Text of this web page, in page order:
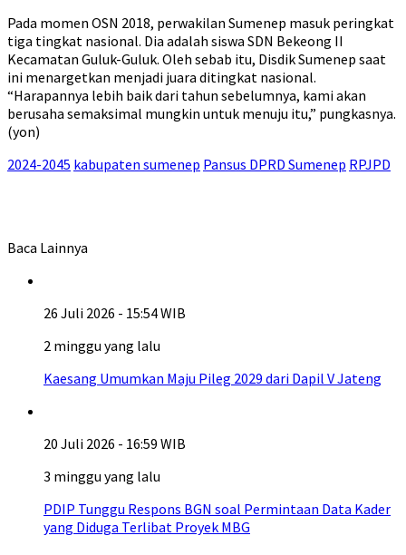
Pada momen OSN 2018, perwakilan Sumenep masuk peringkat
tiga tingkat nasional. Dia adalah siswa SDN Bekeong II
Kecamatan Guluk-Guluk. Oleh sebab itu, Disdik Sumenep saat
ini menargetkan menjadi juara ditingkat nasional.
“Harapannya lebih baik dari tahun sebelumnya, kami akan
berusaha semaksimal mungkin untuk menuju itu,” pungkasnya.
(yon)
2024-2045 kabupaten sumenep Pansus DPRD Sumenep RPJPD
Baca Lainnya
26 Juli 2026 - 15:54 WIB
2 minggu yang lalu
Kaesang Umumkan Maju Pileg 2029 dari Dapil V Jateng
20 Juli 2026 - 16:59 WIB
3 minggu yang lalu
PDIP Tunggu Respons BGN soal Permintaan Data Kader
yang Diduga Terlibat Proyek MBG